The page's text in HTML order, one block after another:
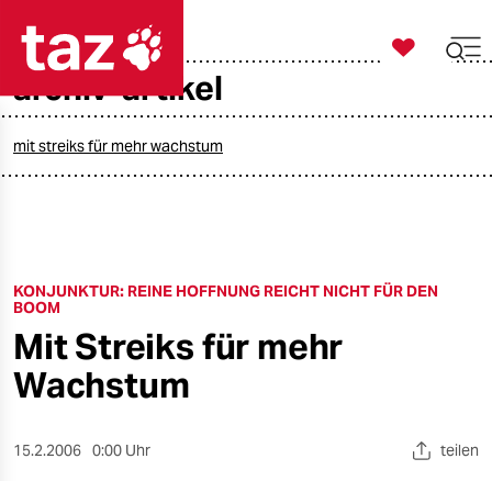
taz zahl ich
öko
gesellschaft
kultur
sport

taz zahl ich
archiv-artikel
mit streiks für mehr wachstum
KONJUNKTUR: REINE HOFFNUNG REICHT NICHT FÜR DEN
BOOM
Mit Streiks für mehr
Wachstum
15.2.2006 0:00 Uhr teilen